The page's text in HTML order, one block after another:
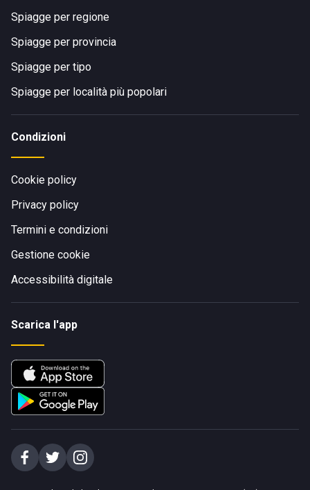
Spiagge per regione
Spiagge per provincia
Spiagge per tipo
Spiagge per località più popolari
Condizioni
Cookie policy
Privacy policy
Termini e condizioni
Gestione cookie
Accessibilità digitale
Scarica l'app